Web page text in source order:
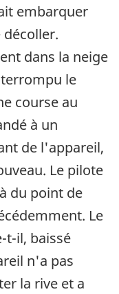
embarquer
décoller.
dans la neige
le
course au
à un
de l'appareil,
Le pilote
du point de
Le
t-il, baissé
n'a pas
la rive et a